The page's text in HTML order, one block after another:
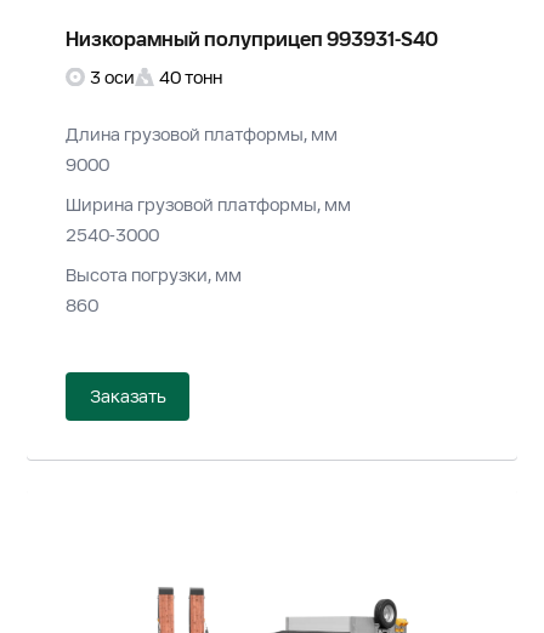
Низкорамный полуприцеп 993931-S40
3 оси 40 тонн
Длина грузовой платформы, мм
9000
Ширина грузовой платформы, мм
2540-3000
Высота погрузки, мм
860
Заказать